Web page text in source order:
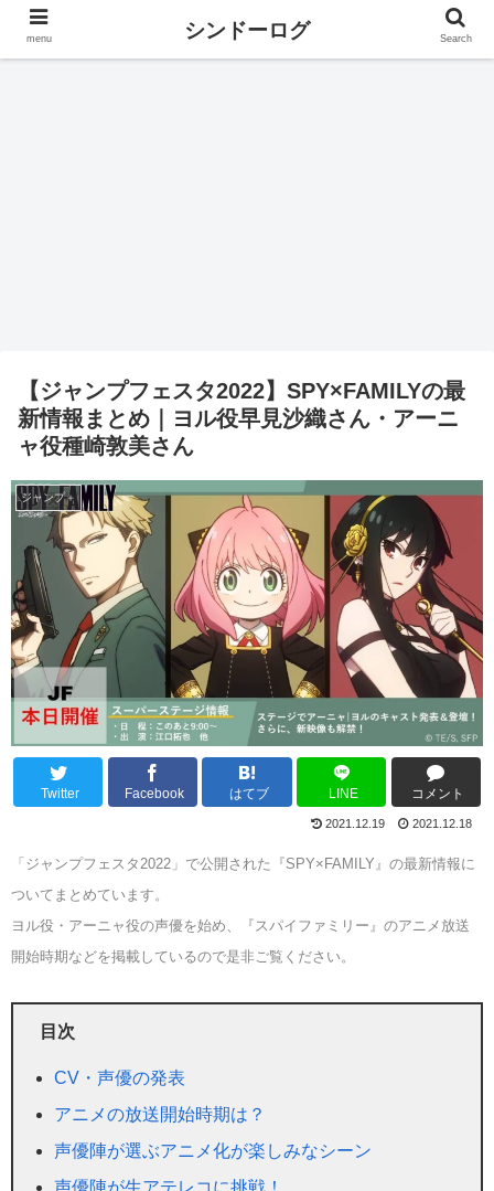
【ジャンプフェスタ2022】SPY×FAMILYの最
新情報まとめ｜ヨル役早見沙織さん・アーニ
ャ役種崎敦美さん
ジャンプ＋
Twitter Facebook はてブ LINE コメント
2021.12.19 2021.12.18
「ジャンプフェスタ2022」で公開された『SPY×FAMILY』の最新情報に
ついてまとめています。
ヨル役・アーニャ役の声優を始め、『スパイファミリー』のアニメ放送
開始時期などを掲載しているので是非ご覧ください。
目次
CV・声優の発表
アニメの放送開始時期は？
声優陣が選ぶアニメ化が楽しみなシーン
声優陣が生アテレコに挑戦！
menu シンドーログ Search